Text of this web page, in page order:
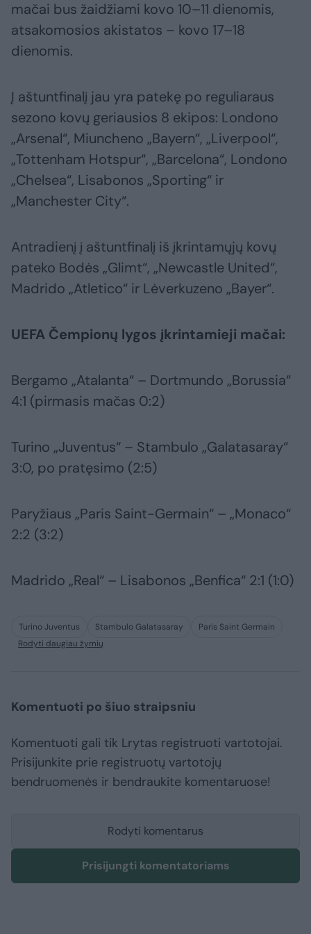
mačai bus žaidžiami kovo 10–11 dienomis,
atsakomosios akistatos – kovo 17–18
dienomis.
Į aštuntfinalį jau yra patekę po reguliaraus
sezono kovų geriausios 8 ekipos: Londono
„Arsenal“, Miuncheno „Bayern“, „Liverpool“,
„Tottenham Hotspur“, „Barcelona“, Londono
„Chelsea“, Lisabonos „Sporting“ ir
„Manchester City“.
Antradienį į aštuntfinalį iš įkrintamųjų kovų
pateko Bodės „Glimt“, „Newcastle United“,
Madrido „Atletico“ ir Lėverkuzeno „Bayer“.
UEFA Čempionų lygos įkrintamieji mačai:
Bergamo „Atalanta“ – Dortmundo „Borussia“
4:1 (pirmasis mačas 0:2)
Turino „Juventus“ – Stambulo „Galatasaray“
3:0, po pratęsimo (2:5)
Paryžiaus „Paris Saint-Germain“ – „Monaco“
2:2 (3:2)
Madrido „Real“ – Lisabonos „Benfica“ 2:1 (1:0)
Turino Juventus Stambulo Galatasaray
Paris Saint Germain
Rodyti daugiau žymių
Komentuoti po šiuo straipsniu
Komentuoti gali tik Lrytas registruoti vartotojai.
Prisijunkite prie registruotų vartotojų
bendruomenės ir bendraukite komentaruose!
Rodyti komentarus
Prisijungti komentatoriams